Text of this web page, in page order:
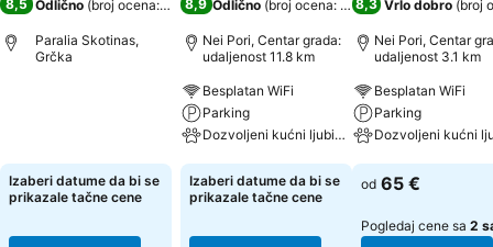
8,5 Odlično (broj ocena: 13 )
Paralia Skotinas,
Grčka
Izaberi datume da bi se
prikazale tačne cene
8,9 Odlično (broj ocena: 138)
Nei Pori, Centar grada:
udaljenost 11.8 km
Besplatan WiFi
Parking
Dozvoljeni kućni ljubimci
Pogledaj cene
Izaberi datume da bi se
prikazale tačne cene
8,3 Vrlo dobro (broj
Nei Pori, Centar
udaljenost 3.1 km
Besplatan WiFi
Parking
Pogledaj cene
od 65 €
Pogledaj cene sa 2